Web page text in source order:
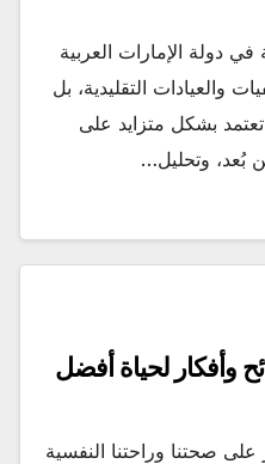
دولة الإمارات العربية
والعيادات التقليدية، بل
بشكل متزايد على
بُعد، وتحليل…
صحتنا وراحتنا النفسية